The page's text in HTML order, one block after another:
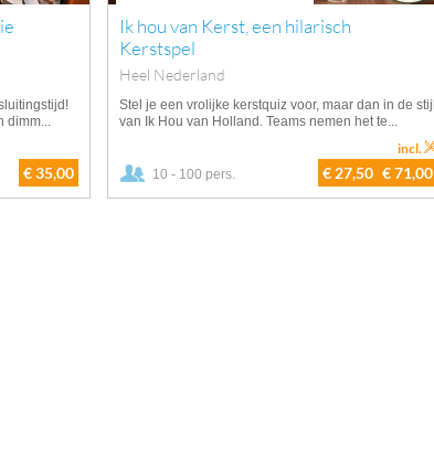
dimm...
€ 35,00
Ik hou van Kerst, een hilarisch
Kerstspel
Heel Nederland
Stel je een vrolijke kerstquiz voor, maar dan in de stijl
van Ik Hou van Holland. Teams nemen het te...
10 - 100 pers. € 27,50 € 71,00
incl.